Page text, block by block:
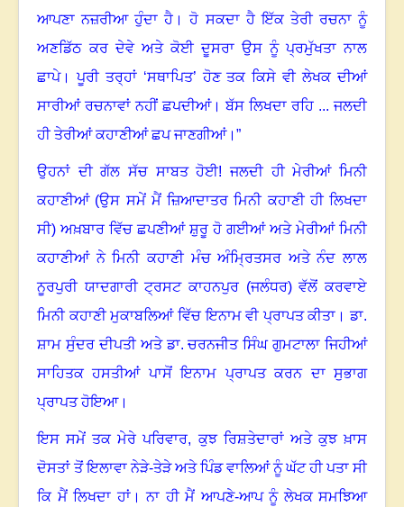
ਆਪਣਾ ਨਜ਼ਰੀਆ ਹੁੰਦਾ ਹੈ ।ਹੋ ਸਕਦਾ ਹੈ ਇੱਕ ਤੇਰੀ ਰਚਨਾ ਨੂੰ
ਅਣਡਿੱਠ ਕਰ ਦੇਵੇ ਅਤੇ ਕੋਈ ਦੂਸਰਾ ਉਸ ਨੂੰ ਪ੍ਰਮੁੱਖਤਾ ਨਾਲ
ਛਾਪੇ।ਪੂਰੀ ਤਰ੍ਹਾਂ ‘ਸਥਾਪਿਤ’ਹੋਣ ਤਕ ਕਿਸੇ ਵੀ ਲੇਖਕ ਦੀਆਂ
ਸਾਰੀਆਂ ਰਚਨਾਵਾਂ ਨਹੀਂ ਛਪਦੀਆਂ। ਬੱਸ ਲਿਖਦਾ ਰਹਿ ... ਜਲਦੀ
ਹੀ ਤੇਰੀਆਂ ਕਹਾਣੀਆਂ ਛਪ ਜਾਣਗੀਆਂ।”
ਉਹਨਾਂ ਦੀ ਗੱਲ ਸੱਚ ਸਾਬਤ ਹੋਈ! ਜਲਦੀ ਹੀ ਮੇਰੀਆਂ ਮਿਨੀ
ਕਹਾਣੀਆਂ (ਉਸ ਸਮੇਂ ਮੈਂ ਜ਼ਿਆਦਾਤਰ ਮਿਨੀ ਕਹਾਣੀ ਹੀ ਲਿਖਦਾ
ਸੀ) ਅਖ਼ਬਾਰ ਵਿੱਚ ਛਪਣੀਆਂ ਸ਼ੁਰੂ ਹੋ ਗਈਆਂ ਅਤੇ ਮੇਰੀਆਂ ਮਿਨੀ
ਕਹਾਣੀਆਂ ਨੇ ਮਿਨੀ ਕਹਾਣੀ ਮੰਚ ਅੰਮ੍ਰਿਤਸਰ ਅਤੇ ਨੰਦ ਲਾਲ
ਨੂਰਪੁਰੀ ਯਾਦਗਾਰੀ ਟ੍ਰਸਟ ਕਾਹਨਪੁਰ (ਜਲੰਧਰ) ਵੱਲੋਂ ਕਰਵਾਏ
ਮਿਨੀ ਕਹਾਣੀ ਮੁਕਾਬਲਿਆਂ ਵਿੱਚ ਇਨਾਮ ਵੀ ਪ੍ਰਾਪਤ ਕੀਤਾ ।ਡਾ.
ਸ਼ਾਮ ਸੁੰਦਰ ਦੀਪਤੀ ਅਤੇ ਡਾ. ਚਰਨਜੀਤ ਸਿੰਘ ਗੁਮਟਾਲਾ ਜਿਹੀਆਂ
ਸਾਹਿਤਕ ਹਸਤੀਆਂ ਪਾਸੋਂ ਇਨਾਮ ਪ੍ਰਾਪਤ ਕਰਨ ਦਾ ਸੁਭਾਗ
ਪ੍ਰਾਪਤ ਹੋਇਆ।
ਇਸ ਸਮੇਂ ਤਕ ਮੇਰੇ ਪਰਿਵਾਰ, ਕੁਝ ਰਿਸ਼ਤੇਦਾਰਾਂ ਅਤੇ ਕੁਝ ਖ਼ਾਸ
ਦੋਸਤਾਂ ਤੋਂ ਇਲਾਵਾ ਨੇੜੇ-ਤੇੜੇ ਅਤੇ ਪਿੰਡ ਵਾਲਿਆਂ ਨੂੰ ਘੱਟ ਹੀ ਪਤਾ ਸੀ
ਕਿ ਮੈਂ ਲਿਖਦਾ ਹਾਂ।ਨਾ ਹੀ ਮੈਂ ਆਪਣੇ-ਆਪ ਨੂੰ ਲੇਖਕ ਸਮਝਿਆ